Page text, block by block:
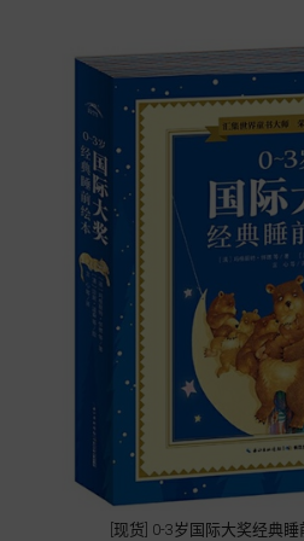
[现货] 0-3岁国际大奖经典睡